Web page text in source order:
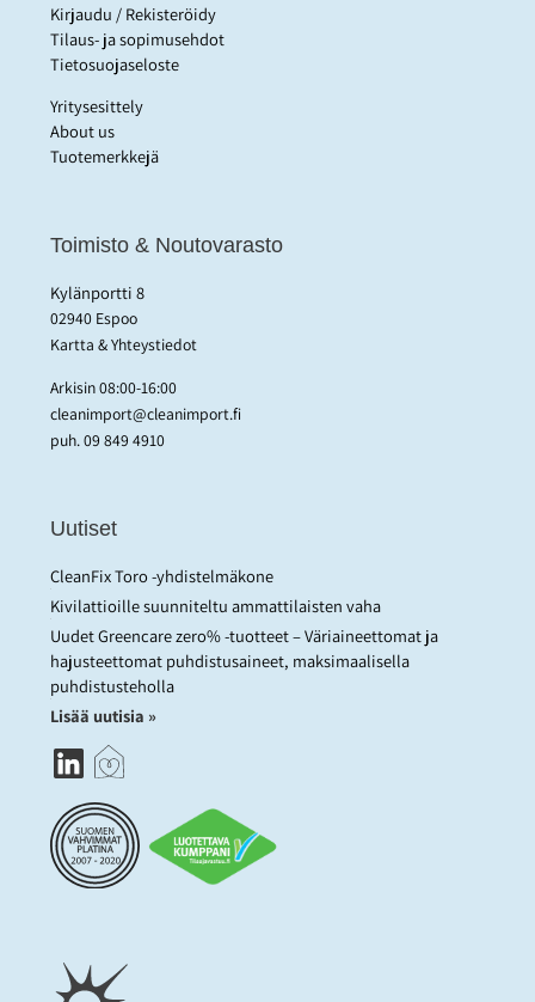
Kirjaudu / Rekisteröidy
Tilaus- ja sopimusehdot
Tietosuojaseloste
Yritysesittely
About us
Tuotemerkkejä
Toimisto & Noutovarasto
Kylänportti 8
02940 Espoo
Kartta & Yhteystiedot
Arkisin 08:00-16:00
cleanimport@cleanimport.fi
puh.09 849 4910
Uutiset
CleanFix Toro -yhdistelmäkone
Kivilattioille suunniteltu ammattilaisten vaha
Uudet Greencare zero% -tuotteet – Väriaineettomat ja
hajusteettomat puhdistusaineet, maksimaalisella
puhdistusteholla
Lisää uutisia »